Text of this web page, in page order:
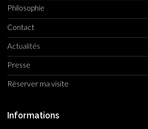
Philosophie
Contact
Actualités
Presse
Réserver ma visite
Informations